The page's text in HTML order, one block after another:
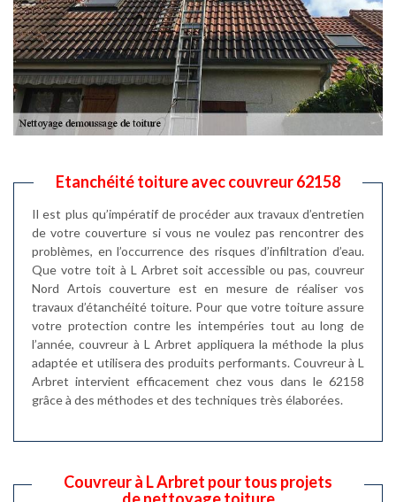
Etanchéité toiture avec couvreur 62158
Il est plus qu’impératif de procéder aux travaux d’entretien
de votre couverture si vous ne voulez pas rencontrer des
problèmes, en l’occurrence des risques d’infiltration d’eau.
Que votre toit à L Arbret soit accessible ou pas, couvreur
Nord Artois couverture est en mesure de réaliser vos
travaux d’étanchéité toiture. Pour que votre toiture assure
votre protection contre les intempéries tout au long de
l’année, couvreur à L Arbret appliquera la méthode la plus
adaptée et utilisera des produits performants. Couvreur à L
Arbret intervient efficacement chez vous dans le 62158
grâce à des méthodes et des techniques très élaborées.
Couvreur à L Arbret pour tous projets